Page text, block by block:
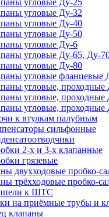
угловые Ду-32
угловые Ду-40
угловые Ду-50
угловые Ду-6
угловые Ду-65, Ду-
угловые Ду-80
угловые фланцевые
угловые, проходные
угловые, проходные
угловые, проходные
к втулкам палубным
сильфонные
2-х и 3-х клапанные
грязевые
двухходовые пробко-
трёхходовые пробко-
к ШТС
на приёмные трубы и
клапаны